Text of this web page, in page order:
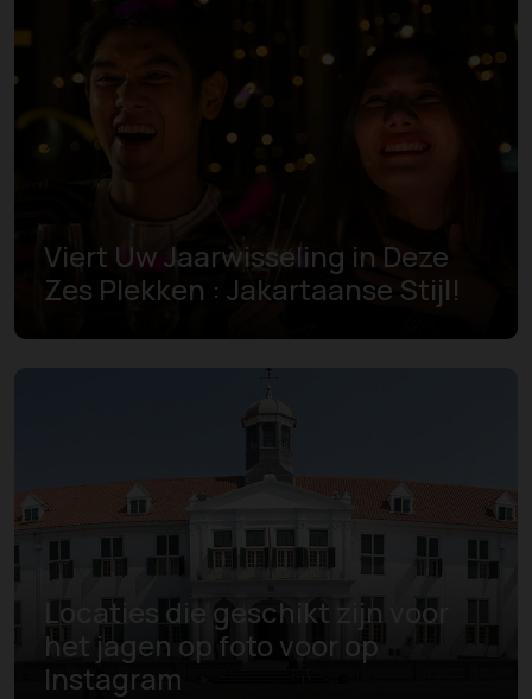
Viert Uw Jaarwisseling in Deze
Zes Plekken : Jakartaanse Stijl!
Locaties die geschikt zijn voor
het jagen op foto voor op
Instagram